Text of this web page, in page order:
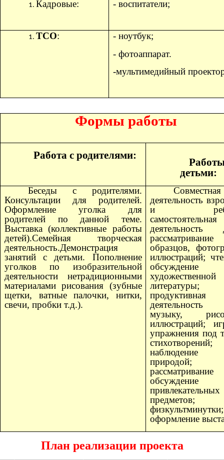
Кадровые: - воспитатели;
ТСО:
- ноутбук;
- фотоаппарат.
-мультимедийный
Формы работы
Работа с родителями:
детьми:
Беседы с родителями.
Консультации для родителей.
Оформление уголка для
родителей по данной теме.
Выставка (коллективные работы
детей).Семейная творческая
деятельность.Демонстрация
занятий с детьми. Пополнение
уголков по изобразительной
деятельности нетрадиционными
материалами рисования (зубные
щетки, ватные палочки, нитки,
свечи, пробки т.д.).
Совместная
деятельность
и
самостоятельная
деятельность
рассматривание
образцов,
иллюстраций;
обсуждение
художественной
литературы;
продуктивная
музыку,
иллюстраций;
упражнения под
стихотворений;
природой;
обсуждение
привлекательных
предметов;
физкультминутки;
оформление
План реализации проекта